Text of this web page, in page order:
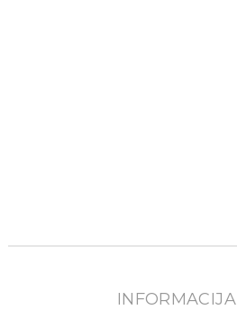
INFORMACIJA